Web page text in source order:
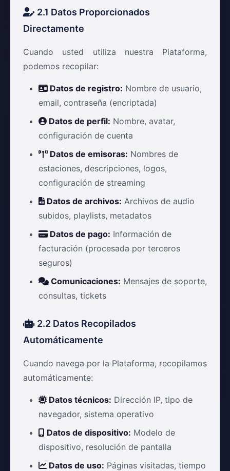
2.1 Datos Proporcionados
Directamente
Cuando usted utiliza nuestra Plataforma,
podemos recopilar:
Datos de registro: Nombre de usuario,
email, contraseña (encriptada)
Datos de perfil: Nombre, avatar,
configuración de cuenta
Datos de emisoras: Nombres de
estaciones, descripciones, logos,
configuración de streaming
Datos de archivos: Archivos de audio
subidos, playlists, metadatos
Datos de pago: Información de
facturación (procesada por terceros
seguros)
Comunicaciones: Mensajes de soporte,
consultas, tickets
2.2 Datos Recopilados
Automáticamente
Cuando navega por la Plataforma, recopilamos
automáticamente:
Datos técnicos: Dirección IP, tipo de
navegador, sistema operativo
Datos de dispositivo: Modelo de
dispositivo, resolución de pantalla
Datos de uso: Páginas visitadas, tiempo